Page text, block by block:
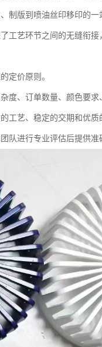
制版到喷油丝印移印的一
工艺环节之间的无缝衔接
定价原则。
度、订单数量、颜色要求
艺、稳定的交期和优质
队进行专业评估后提供准